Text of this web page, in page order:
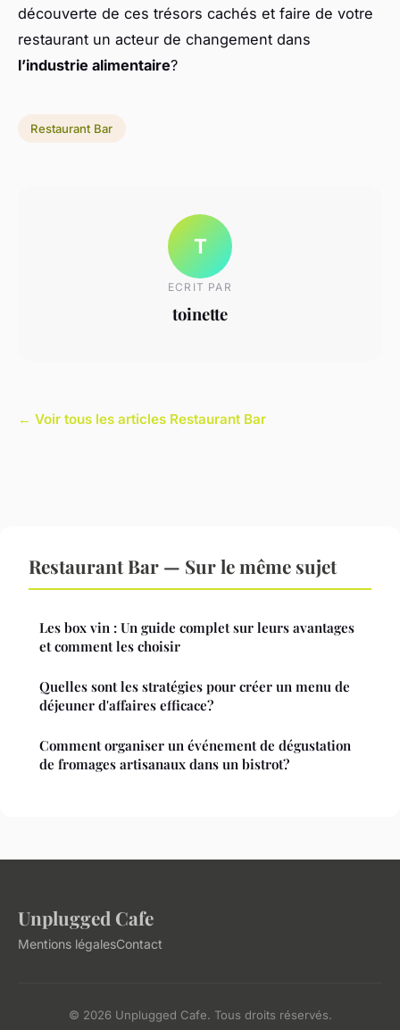
découverte de ces trésors cachés et faire de votre
restaurant un acteur de changement dans
l’industrie alimentaire?
Restaurant Bar
T
ECRIT PAR
toinette
← Voir tous les articles Restaurant Bar
Restaurant Bar — Sur le même sujet
Les box vin : Un guide complet sur leurs avantages
et comment les choisir
Quelles sont les stratégies pour créer un menu de
déjeuner d'affaires efficace?
Comment organiser un événement de dégustation
de fromages artisanaux dans un bistrot?
Unplugged Cafe
Mentions légalesContact
© 2026 Unplugged Cafe. Tous droits réservés.